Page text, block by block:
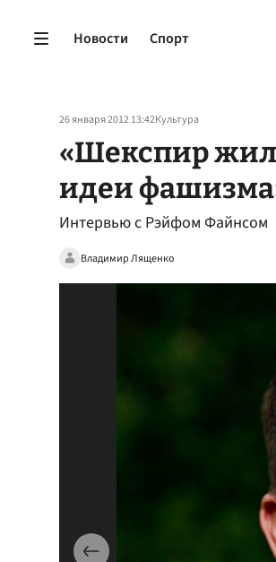
Новости Спорт
26 января 2012 13:42Культура
«Шекспир жил
идеи
Интервью с Рэйфом Файнсом
Владимир Лященко